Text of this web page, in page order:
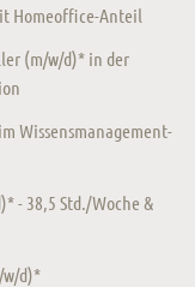
Homeoffice-Anteil
(m/w/d)* in der
Wissensmanagement-
- 38,5 Std./Woche &
w/d)*